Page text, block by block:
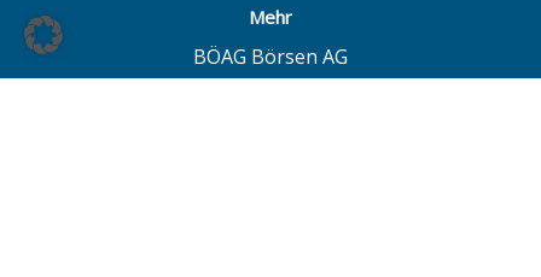
Mehr
BÖAG Börsen AG
Börse Hamburg